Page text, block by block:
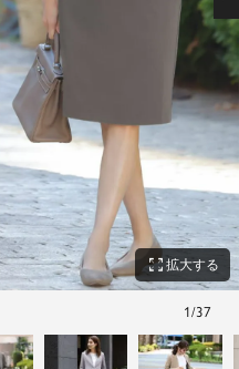
zoom_out_map 拡大する
1/37